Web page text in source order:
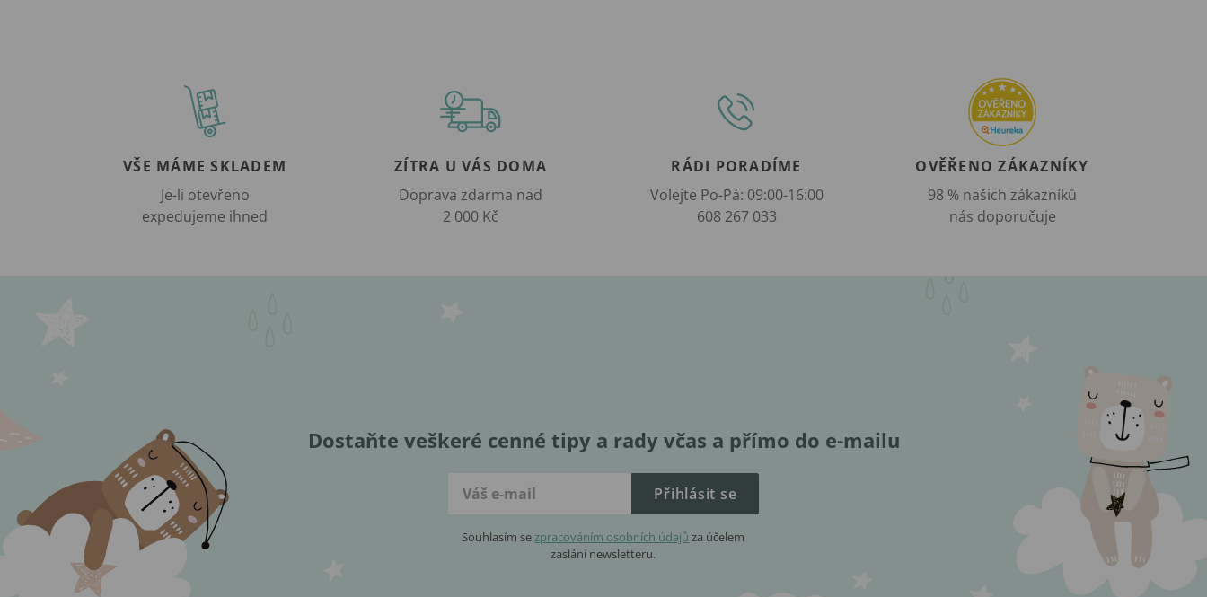
VŠE MÁME SKLADEM
Je-li otevřeno
expedujeme ihned
ZÍTRA U VÁS DOMA
Doprava zdarma nad
2 000 Kč
RÁDI PORADÍME
Volejte Po-Pá: 09:00-16:00
608 267 033
OVĚŘENO ZÁKAZNÍKY
98 % našich zákazníků
nás doporučuje
Dostaňte veškeré cenné tipy a rady včas a přímo do e-mailu
Přihlásit se
Souhlasím sezpracováním osobních údajů za účelem
zaslání newsletteru.